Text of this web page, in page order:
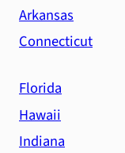
Arkansas
Connecticut
Florida
Hawaii
Indiana